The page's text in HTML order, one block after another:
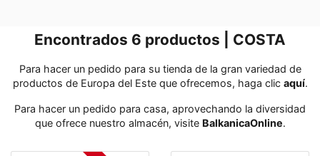
Encontrados 6 productos | COSTA
Para hacer un pedido para su tienda de la gran variedad de
productos de Europa del Este que ofrecemos, haga clic aquí․
Para hacer un pedido para casa, aprovechando la diversidad
que ofrece nuestro almacén, visite BalkanicaOnline․